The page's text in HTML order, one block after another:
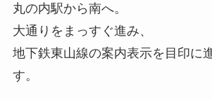
丸の内駅から南へ。
大通りをまっすぐ進み、
地下鉄東山線の案内表示を目印に
す。